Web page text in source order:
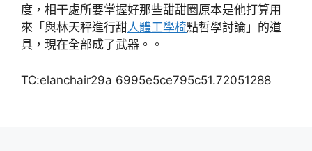
度，相干處所要掌握好那些甜甜圈原本是他打算用
來「與林天秤進行甜人體工學椅點哲學討論」的道
具，現在全部成了武器。。
TC:elanchair29a 6995e5ce795c51.72051288